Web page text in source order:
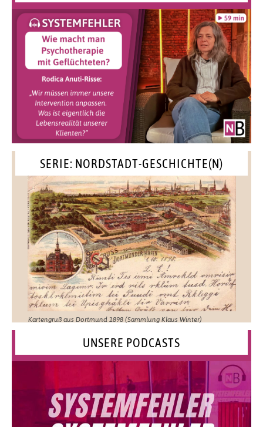
SERIE: NORDSTADT-GESCHICHTE(N)
Kartengruß aus Dortmund 1898 (Sammlung Klaus Winter)
UNSERE PODCASTS